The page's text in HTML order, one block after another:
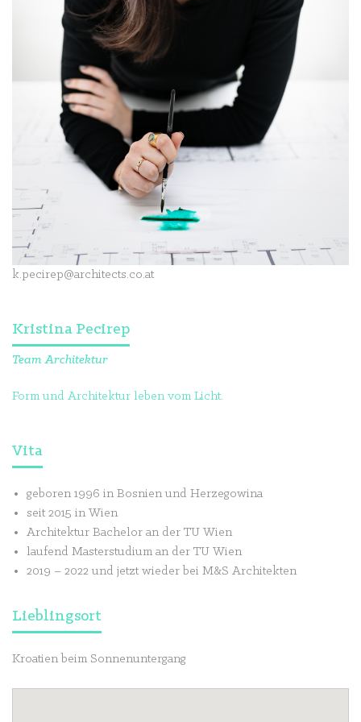
k.pecirep@architects.co.at
Kristina Pecirep
Team Architektur
Form und Architektur leben vom Licht.
Vita
geboren 1996 in Bosnien und Herzegowina
seit 2015 in Wien
Architektur Bachelor an der TU Wien
laufend Masterstudium an der TU Wien
2019 – 2022 und jetzt wieder bei M&S Architekten
Lieblingsort
Kroatien beim Sonnenuntergang